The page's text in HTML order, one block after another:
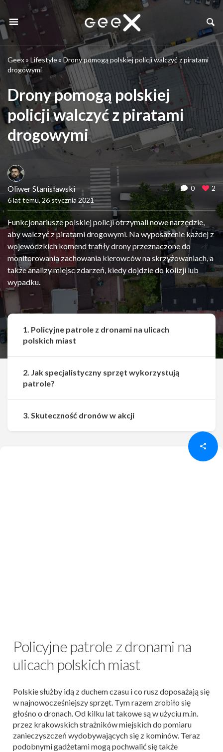
Geex» Lifestyle» Drony pomogą polskiej policji walczyć z piratami
drogowymi
Drony pomogą polskiej
policji walczyć z piratami
drogowymi
Oliwer Stanisławski
6 lat temu, 26 stycznia 2021
0 2
Funkcjonariusze polskiej policji otrzymali nowe narzędzie,
aby walczyć z piratami drogowymi. Na wyposażenie każdej z
wojewódzkich komend trafiły drony przeznaczone do
monitorowania zachowania kierowców na skrzyżowaniach, a
także analizy miejsc zdarzeń, kiedy dojdzie do kolizji lub
wypadku.
Udostępnij
Policyjne patrole z dronami na
ulicach polskich miast
Polskie służby idą z duchem czasu i co rusz doposażają się
w najnowocześniejszy sprzęt. Tym razem zrobiło się
głośno o dronach. Od kilku lat takowe są w użyciu m.in.
przez krakowskich strażników miejskich do pomiaru
zanieczyszczeń wydobywających się z kominów. Teraz
podobnymi gadżetami mogą pochwalić się także
1. Policyjne patrole z dronami na ulicach
polskich miast
2. Jak specjalistyczny sprzęt wykorzystują
patrole?
3. Skuteczność dronów w akcji